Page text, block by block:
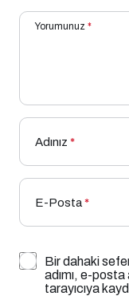
Yorumunuz *
Adınız *
E-Posta*
Bir dahaki
adımı, e-
tarayıcıya